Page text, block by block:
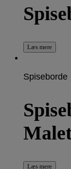
Læs mere
Spiseborde
Læs mere